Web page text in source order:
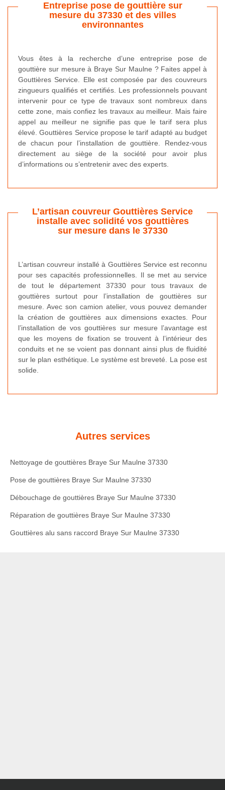
Entreprise pose de gouttière sur
mesure du 37330 et des villes
environnantes
Vous êtes à la recherche d’une entreprise pose de
gouttière sur mesure à Braye Sur Maulne ? Faites appel à
Gouttières Service. Elle est composée par des couvreurs
zingueurs qualifiés et certifiés. Les professionnels pouvant
intervenir pour ce type de travaux sont nombreux dans
cette zone, mais confiez les travaux au meilleur. Mais faire
appel au meilleur ne signifie pas que le tarif sera plus
élevé. Gouttières Service propose le tarif adapté au budget
de chacun pour l’installation de gouttière. Rendez-vous
directement au siège de la société pour avoir plus
d’informations ou s’entretenir avec des experts.
L’artisan couvreur Gouttières Service
installe avec solidité vos gouttières
sur mesure dans le 37330
L’artisan couvreur installé à Gouttières Service est reconnu
pour ses capacités professionnelles. Il se met au service
de tout le département 37330 pour tous travaux de
gouttières surtout pour l’installation de gouttières sur
mesure. Avec son camion atelier, vous pouvez demander
la création de gouttières aux dimensions exactes. Pour
l’installation de vos gouttières sur mesure l’avantage est
que les moyens de fixation se trouvent à l’intérieur des
conduits et ne se voient pas donnant ainsi plus de fluidité
sur le plan esthétique. Le système est breveté. La pose est
solide.
Autres services
Nettoyage de gouttières Braye Sur Maulne 37330
Pose de gouttières Braye Sur Maulne 37330
Débouchage de gouttières Braye Sur Maulne 37330
Réparation de gouttières Braye Sur Maulne 37330
Gouttières alu sans raccord Braye Sur Maulne 37330